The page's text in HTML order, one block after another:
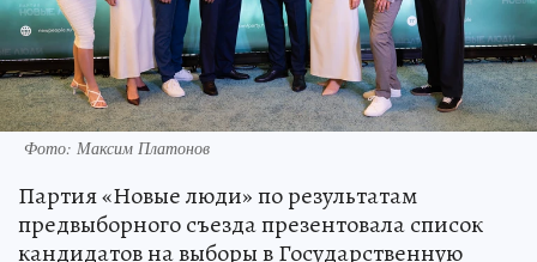
Фото: Максим Платонов
Партия «Новые люди» по результатам
предвыборного съезда презентовала список
кандидатов на выборы в Государственную